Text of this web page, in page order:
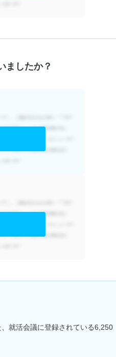
ましたか？
就活会議に登録されている6,250